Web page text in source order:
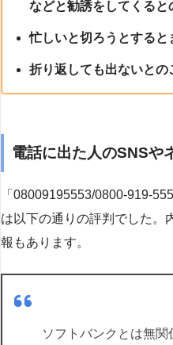
などと勧誘をしてくると
忙しいと切ろうとすると
折り返しても出ないとの
電話に出た人のSNSや
「08009195553/0800-919-
は以下の通りの評判でした。
報もあります。
ソフトバンクとは無